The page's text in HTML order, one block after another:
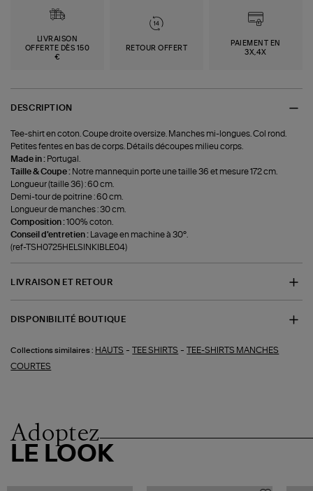
LIVRAISON
OFFERTE DÈS 150
€
RETOUR OFFERT
PAIEMENT EN
3X,4X
DESCRIPTION
Tee-shirt en coton. Coupe droite oversize. Manches mi-longues. Col rond.
Petites fentes en bas de corps. Détails découpes milieu corps.
Made in : Portugal.
Taille & Coupe : Notre mannequin porte une taille 36 et mesure 172 cm.
Longueur (taille 36) : 60 cm.
Demi-tour de poitrine : 60 cm.
Longueur de manches : 30 cm.
Composition :100% coton.
Conseil d'entretien :
Lavage en machine à 30°.
(ref-TSH0725HELSINKIBLE04)
LIVRAISON ET RETOUR
DISPONIBILITÉ BOUTIQUE
Collections similaires : HAUTS -TEE SHIRTS -TEE-SHIRTS MANCHES
COURTES
Adoptez
LE LOOK